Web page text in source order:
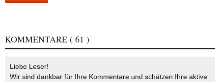
KOMMENTARE ( 61 )
Liebe Leser!
Wir sind dankbar für Ihre Kommentare und schätzen Ihre aktive